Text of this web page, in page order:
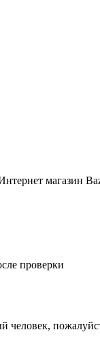
магазин
проверки